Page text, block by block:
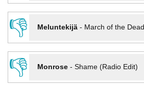
👎
Meluntekijä- March of the Dead
👎
Monrose- Shame (Radio Edit)